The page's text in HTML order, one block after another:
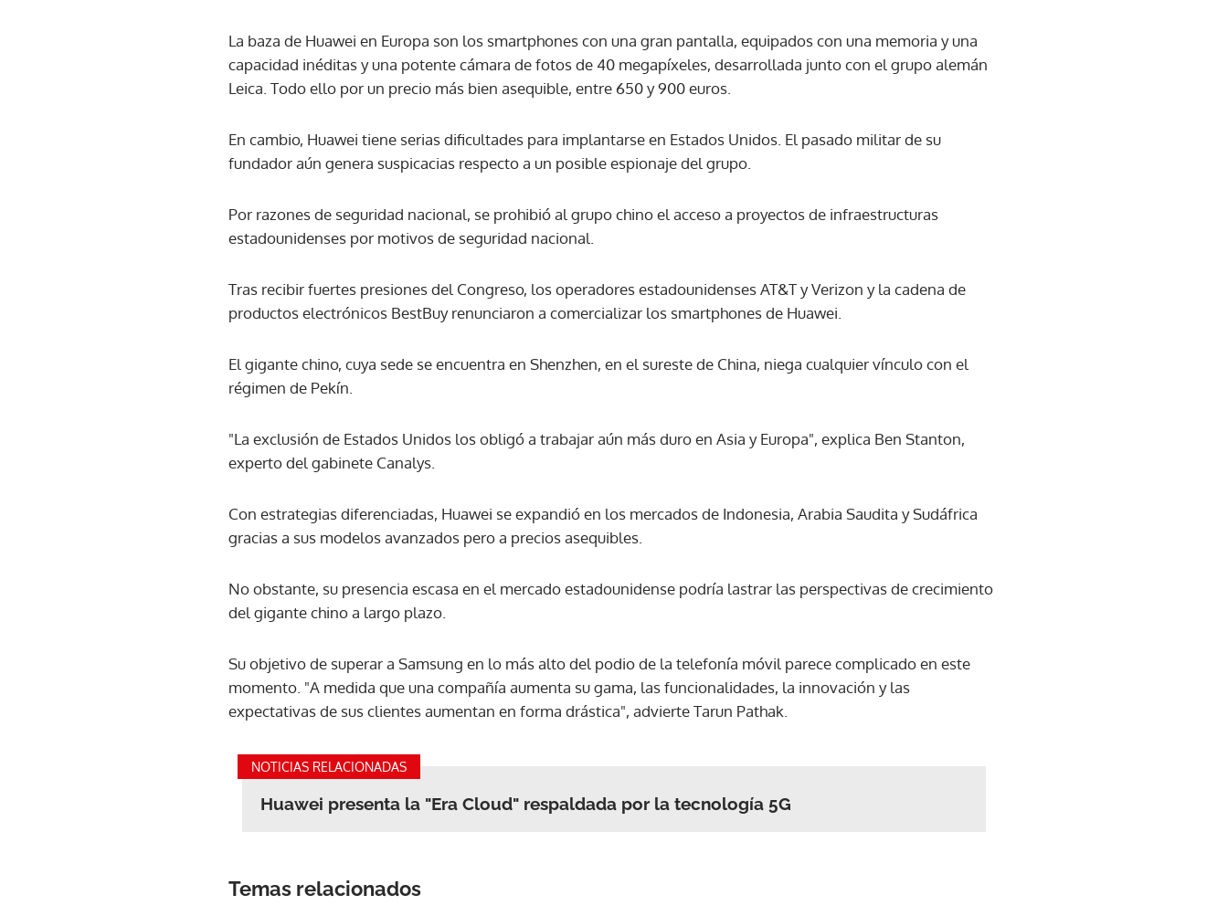
La baza de Huawei en Europa son los smartphones con una gran pantalla, equipados con una memoria y una
capacidad inéditas y una potente cámara de fotos de 40 megapíxeles, desarrollada junto con el grupo alemán
Leica. Todo ello por un precio más bien asequible, entre 650 y 900 euros.
En cambio, Huawei tiene serias dificultades para implantarse en Estados Unidos. El pasado militar de su
fundador aún genera suspicacias respecto a un posible espionaje del grupo.
Por razones de seguridad nacional, se prohibió al grupo chino el acceso a proyectos de infraestructuras
estadounidenses por motivos de seguridad nacional.
Tras recibir fuertes presiones del Congreso, los operadores estadounidenses AT&T y Verizon y la cadena de
productos electrónicos BestBuy renunciaron a comercializar los smartphones de Huawei.
El gigante chino, cuya sede se encuentra en Shenzhen, en el sureste de China, niega cualquier vínculo con el
régimen de Pekín.
"La exclusión de Estados Unidos los obligó a trabajar aún más duro en Asia y Europa", explica Ben Stanton,
experto del gabinete Canalys.
Con estrategias diferenciadas, Huawei se expandió en los mercados de Indonesia, Arabia Saudita y Sudáfrica
gracias a sus modelos avanzados pero a precios asequibles.
No obstante, su presencia escasa en el mercado estadounidense podría lastrar las perspectivas de crecimiento
del gigante chino a largo plazo.
Su objetivo de superar a Samsung en lo más alto del podio de la telefonía móvil parece complicado en este
momento. "A medida que una compañía aumenta su gama, las funcionalidades, la innovación y las
expectativas de sus clientes aumentan en forma drástica", advierte Tarun Pathak.
NOTICIAS RELACIONADAS
Huawei presenta la "Era Cloud" respaldada por la tecnología 5G
Temas relacionados